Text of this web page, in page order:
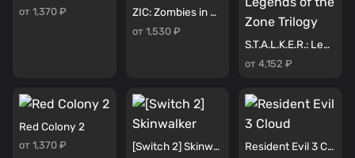
от 1,370 ₽ ZIC: Zombies in City
от 1,530 ₽
S.T.A.L.K.E.R.: Legends of the Zone Trilogy
от 4,152 ₽
Red Colony 2
от 1,370 ₽ [Switch 2] Skinwalker Resident Evil 3 Cloud